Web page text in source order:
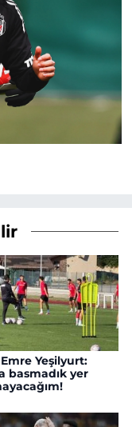
Yeşilyurt:
basmadık yer